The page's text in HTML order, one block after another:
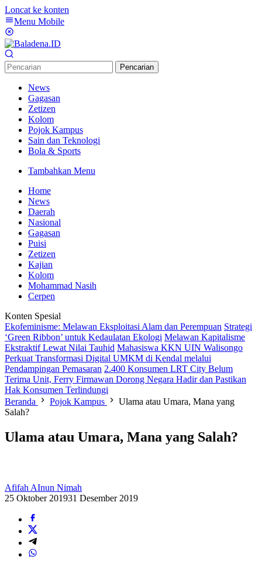
Loncat ke konten
Menu Mobile
Pencarian
News
Gagasan
Zetizen
Kolom
Pojok Kampus
Sain dan Teknologi
Bola & Sports
Tambahkan Menu
Home
News
Daerah
Nasional
Gagasan
Puisi
Zetizen
Kajian
Kolom
Mohammad Nasih
Cerpen
Konten Spesial
Ekofeminisme: Melawan Eksploitasi Alam dan Perempuan Strategi
‘Green Ribbon’ untuk Kedaulatan Ekologi Melawan Kapitalisme
Ekstraktif Lewat Nilai Tauhid Mahasiswa KKN UIN Walisongo
Perkuat Transformasi Digital UMKM di Kendal melalui
Pendampingan Pemasaran 2.400 Konsumen LRT City Belum
Terima Unit, Ferry Firmawan Dorong Negara Hadir dan Pastikan
Hak Konsumen Terlindungi
Beranda
Pojok Kampus
Ulama atau Umara, Mana yang
Salah?
Ulama atau Umara, Mana yang Salah?
Afifah AInun Nimah
25 Oktober 201931 Desember 2019